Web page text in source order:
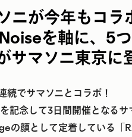
ニが今年もコラ
を軸に、5
マソニ東京に
続でサマソニとコラボ！
記念して3日間開催となる
の顔として定着している「